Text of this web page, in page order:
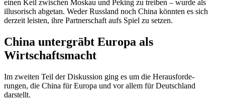
einen Keil zwischen Moskau und Peking zu treiben – wurde als
illuso­risch abgetan. Weder Russland noch China könnten es sich
derzeit leisten, ihre Partner­schaft aufs Spiel zu setzen.
China unter­gräbt Europa als
Wirtschaftsmacht
Im zweiten Teil der Diskussion ging es um die Heraus­for­de­
rungen, die China für Europa und vor allem für Deutschland
darstellt.